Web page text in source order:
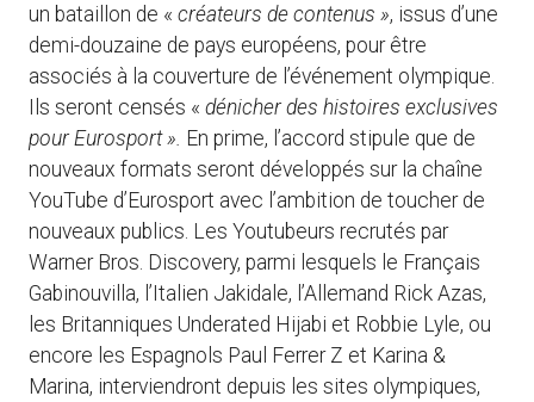
un bataillon de « créateurs de contenus », issus d’une
demi-douzaine de pays européens, pour être
associés à la couverture de l’événement olympique.
Ils seront censés « dénicher des histoires exclusives
pour Eurosport ». En prime, l’accord stipule que de
nouveaux formats seront développés sur la chaîne
YouTube d’Eurosport avec l’ambition de toucher de
nouveaux publics. Les Youtubeurs recrutés par
Warner Bros. Discovery, parmi lesquels le Français
Gabinouvilla, l’Italien Jakidale, l’Allemand Rick Azas,
les Britanniques Underated Hijabi et Robbie Lyle, ou
encore les Espagnols Paul Ferrer Z et Karina &
Marina, interviendront depuis les sites olympiques,